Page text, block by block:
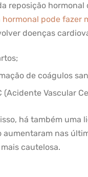
reposição
pode fazer
doenças
de coágulos
(Acidente Vascular
há também uma
aumentaram nas
cautelosa.